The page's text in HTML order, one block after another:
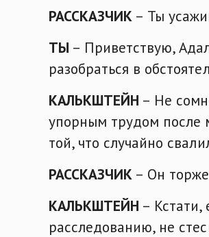
РАССКАЗЧИК – Ты
ТЫ – Приветствую,
разобраться в
КАЛЬКШТЕЙН – Не
упорным трудом после
той, что случайно
РАССКАЗЧИК – Он
КАЛЬКШТЕЙН –
расследованию, не